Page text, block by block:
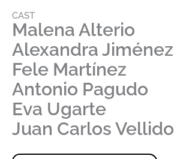
CAST
Malena Alterio
Alexandra Jiménez
Fele Martínez
Antonio Pagudo
Eva Ugarte
Juan Carlos Vellido